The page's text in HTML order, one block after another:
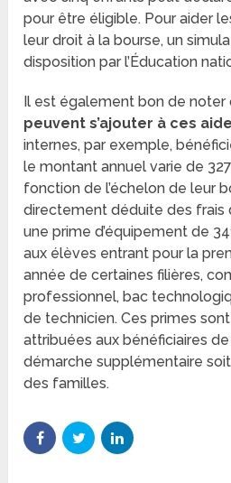
pour être éligible. Pour aider
leur droit à la bourse, un
disposition par l’Éducation
Il est également bon de noter
peuvent s’ajouter à ces
internes, par exemple,
le montant annuel varie de
fonction de l’échelon de leur
directement déduite des frais
une prime d’équipement de
aux élèves entrant pour la
année de certaines filières,
professionnel, bac
de technicien. Ces primes
attribuées aux bénéficiaires de
démarche supplémentaire
des familles.